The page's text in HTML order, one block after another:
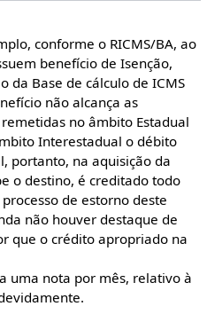
conforme o RICMS/BA, ao
benefício de Isenção,
da Base de cálculo de ICMS
não alcança as
no âmbito Estadual
Interestadual o débito
portanto, na aquisição da
o destino, é creditado todo
de estorno deste
não houver destaque de
que o crédito apropriado na
uma nota por mês, relativo à